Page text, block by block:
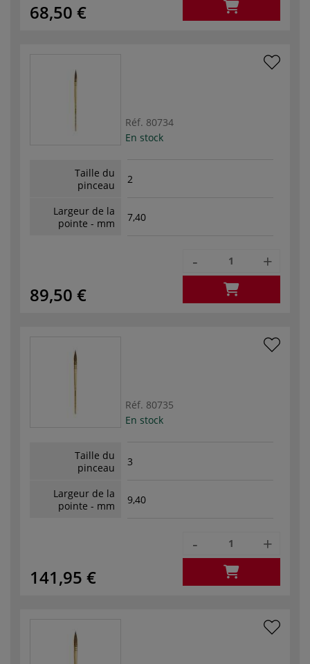
68,50 €
Réf. 80734
En stock
Taille du
pinceau
2
Largeur de la
pointe - mm
7,40
89,50 €
- +
Réf. 80735
En stock
Taille du
pinceau
3
Largeur de la
pointe - mm
9,40
141,95 €
- +